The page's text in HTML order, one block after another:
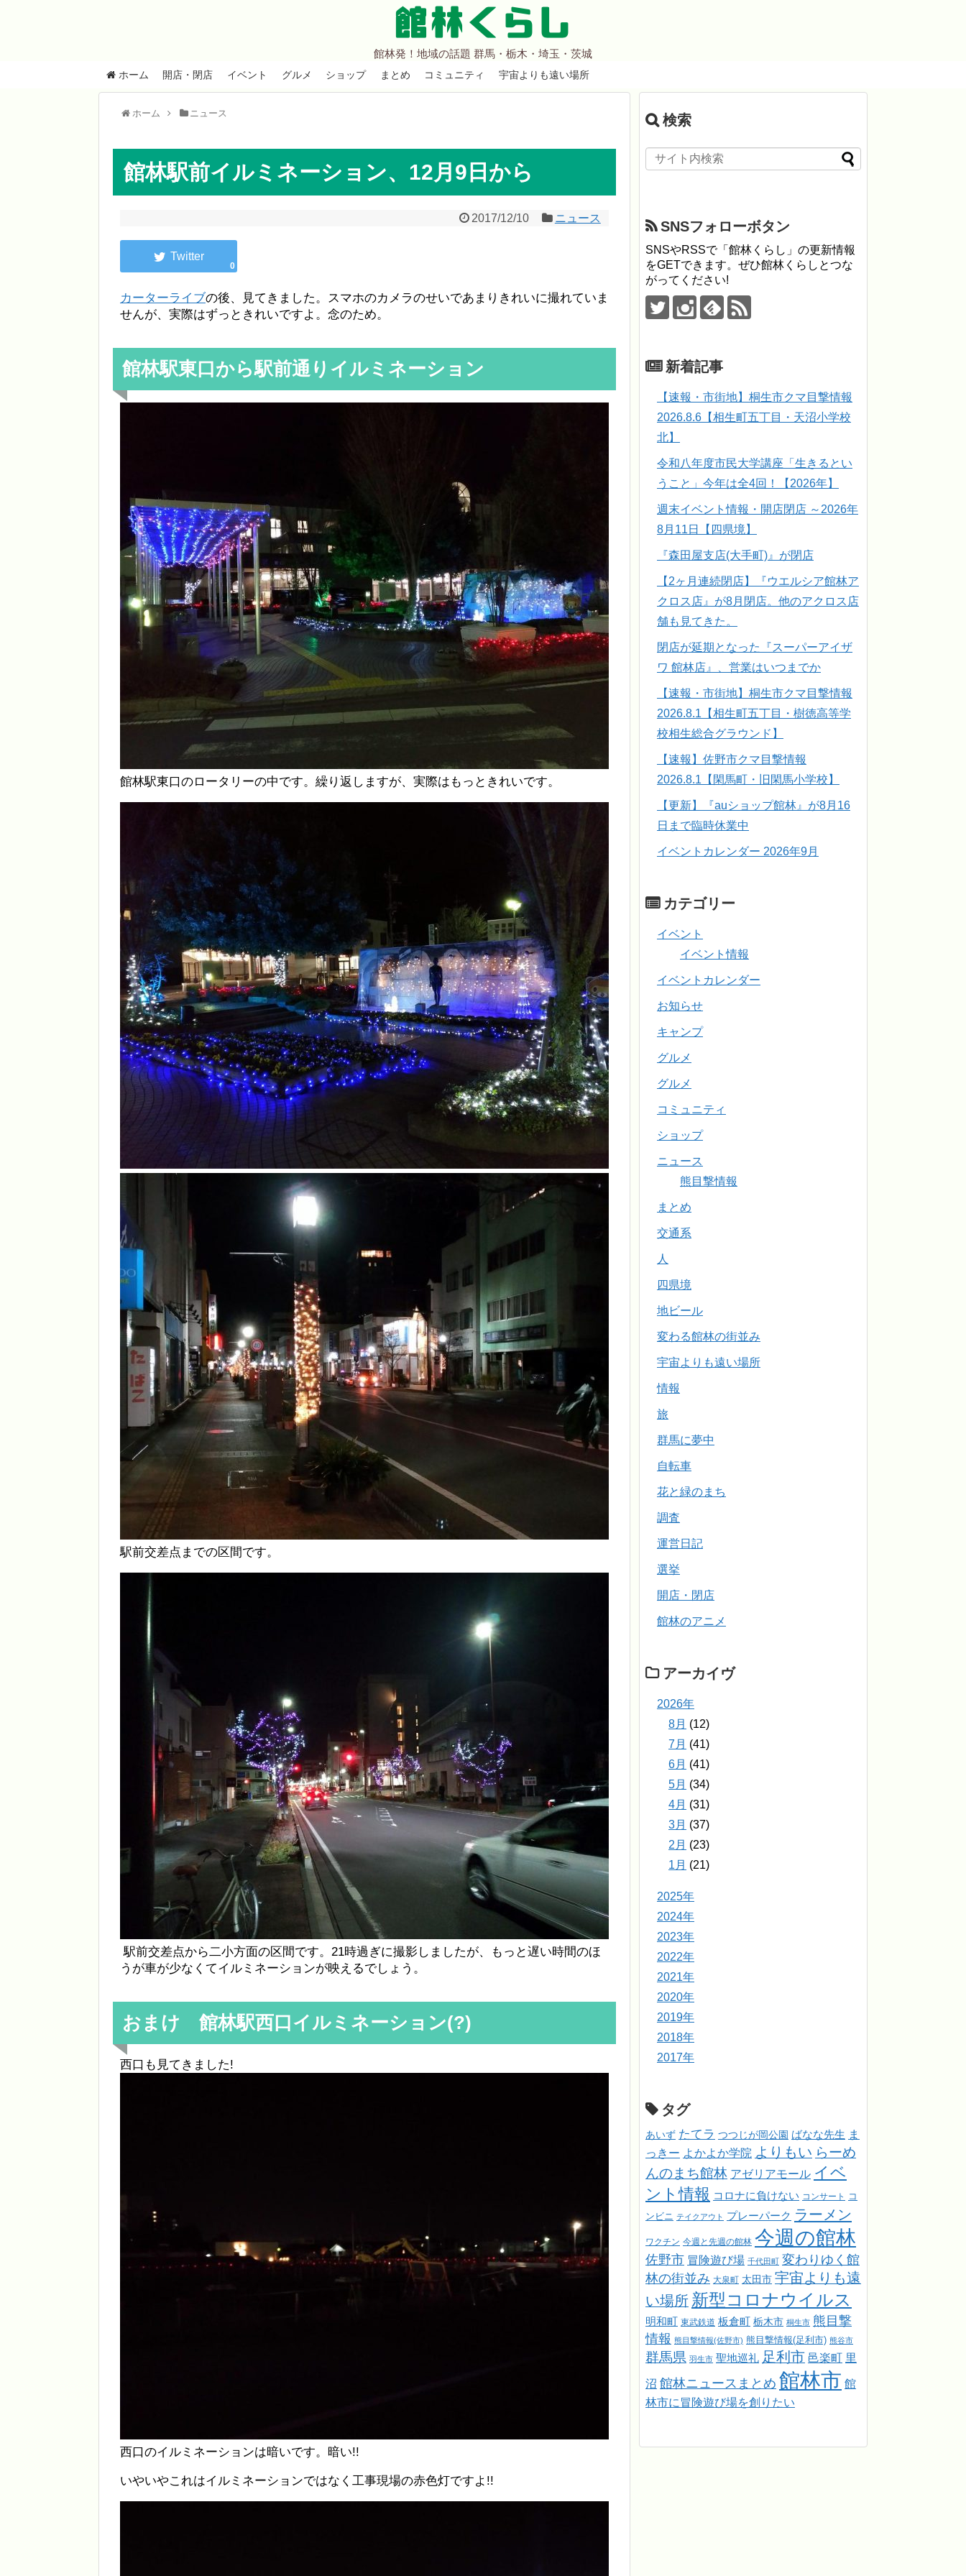
館林くらし
館林発！地域の話題 群馬・栃木・埼玉・茨城
ホーム 開店・閉店 イベント グルメ ショップ まとめ コミュニティ 宇宙よりも遠い場所
ホーム ニュース
館林駅前イルミネーション、12月9日から
2017/12/10 ニュース
0
カーターライブの後、見てきました。スマホのカメラのせいであまりきれいに撮れていま
せんが、実際はずっときれいですよ。念のため。
館林駅東口から駅前通りイルミネーション
館林駅東口のロータリーの中です。繰り返しますが、実際はもっときれいです。
駅前交差点までの区間です。
駅前交差点から二小方面の区間です。21時過ぎに撮影しましたが、もっと遅い時間のほ
うが車が少なくてイルミネーションが映えるでしょう。
おまけ 館林駅西口イルミネーション(?)
西口も見てきました!
西口のイルミネーションは暗いです。暗い!!
いやいやこれはイルミネーションではなく工事現場の赤色灯ですよ!!
検索
SNSフォローボタン
SNSやRSSで「館林くらし」の更新情報
をGETできます。ぜひ館林くらしとつな
がってください!
新着記事
【速報・市街地】桐生市クマ目撃情報
2026.8.6【相生町五丁目・天沼小学校
北】
令和八年度市民大学講座「生きるとい
うこと」今年は全4回！【2026年】
週末イベント情報・開店閉店 ～2026年
8月11日【四県境】
『森田屋支店(大手町)』が閉店
【2ヶ月連続閉店】『ウエルシア館林ア
クロス店』が8月閉店。他のアクロス店
舗も見てきた。
閉店が延期となった『スーパーアイザ
ワ 館林店』、営業はいつまでか
【速報・市街地】桐生市クマ目撃情報
2026.8.1【相生町五丁目・樹徳高等学
校相生総合グラウンド】
【速報】佐野市クマ目撃情報
2026.8.1【閑馬町・旧閑馬小学校】
【更新】『auショップ館林』が8月16
日まで臨時休業中
イベントカレンダー 2026年9月
カテゴリー
イベント
イベント情報
イベントカレンダー
お知らせ
キャンプ
グルメ
グルメ
コミュニティ
ショップ
ニュース
熊目撃情報
まとめ
交通系
人
四県境
地ビール
変わる館林の街並み
宇宙よりも遠い場所
情報
旅
群馬に夢中
自転車
花と緑のまち
調査
運営日記
選挙
開店・閉店
館林のアニメ
アーカイヴ
2026年
8月 (12)
7月 (41)
6月 (41)
5月 (34)
4月 (31)
3月 (37)
2月 (23)
1月 (21)
2025年
2024年
2023年
2022年
2021年
2020年
2019年
2018年
2017年
タグ
あいず たてラ つつじが岡公園 ばなな先生 ま
っきー よかよか学院 よりもい らーめ
んのまち館林 アゼリアモール イベ
ント情報 コロナに負けない コンサート
コ
ンビニ テイクアウト プレーパーク ラーメン
ワクチン 今週と先週の館林 今週の館林
佐野市 冒険遊び場 千代田町
変わりゆく館
林の街並み 大泉町 太田市 宇宙よりも遠
い場所 新型コロナウイルス
明和町 東武鉄道 板倉町 栃木市 桐生市 熊目撃
情報 熊目撃情報(佐野市) 熊目撃情報(足利市) 熊谷市
群馬県 羽生市 聖地巡礼 足利市 邑楽町 里
沼 館林ニュースまとめ 館林市 館
林市に冒険遊び場を創りたい